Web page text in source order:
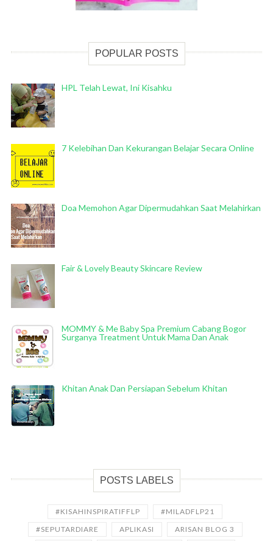
POPULAR POSTS
HPL Telah Lewat, Ini Kisahku
7 Kelebihan Dan Kekurangan Belajar Secara Online
Doa Memohon Agar Dipermudahkan Saat Melahirkan
Fair & Lovely Beauty Skincare Review
MOMMY & Me Baby Spa Premium Cabang Bogor
Surganya Treatment Untuk Mama Dan Anak
Khitan Anak Dan Persiapan Sebelum Khitan
POSTS LABELS
#KISAHINSPIRATIFFLP
#MILADFLP21
#SEPUTARDIARE
APLIKASI
ARISAN BLOG 3